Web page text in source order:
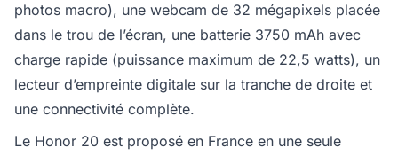
photos macro), une webcam de 32 mégapixels placée
dans le trou de l’écran, une batterie 3750 mAh avec
charge rapide (puissance maximum de 22,5 watts), un
lecteur d’empreinte digitale sur la tranche de droite et
une connectivité complète.
Le Honor 20 est proposé en France en une seule